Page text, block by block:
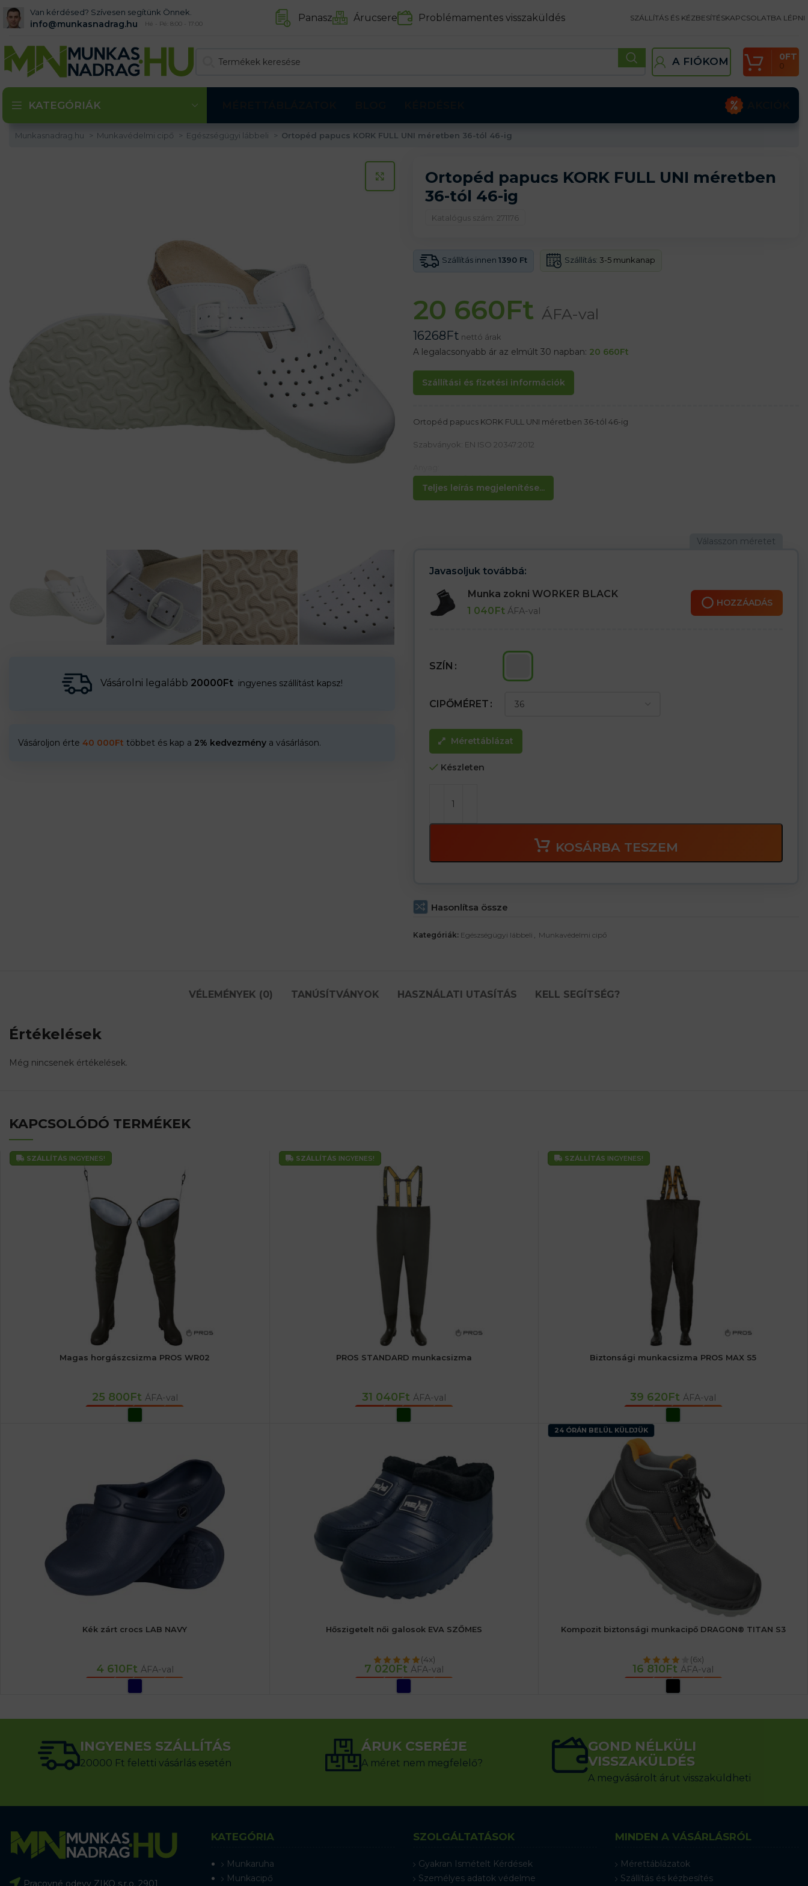
Van kérdésed? Szívesen segítünk Önnek.
info@munkasnadrag.hu Hé - Pé: 8:00 - 17:00 Panasz Árucsere Problémamentes visszaküldés SZÁLLÍTÁS ÉS KÉZBESÍTÉSKAPCSOLATBA LÉPNI
A FIÓKOM 0
0FT
KATEGÓRIÁK
Munkasnadrag.hu Munkavédelmi cipő Egészségügyi lábbeli Ortopéd papucs KORK FULL UNI méretben 36-tól 46-ig
KATTINTS A KINAGYÍTÁSHOZ
Vásárolni legalább 20000Ft ingyenes szállítást kapsz!
Vásároljon érte 40 000Ft többet és kap a 2% kedvezmény a vásárláson.
Ortopéd papucs KORK FULL UNI méretben
36-tól 46-ig
Katalógus szám: 271176
Szállítás innen 1390 Ft Szállítás: 3-5 munkanap
20 660Ft ÁFA-val
16268Ft nettó árak
A legalacsonyabb ár az elmúlt 30 napban: 20 660Ft
Szállítási és fizetési információk
Teljes leírás megjelenítése...
Ortopéd papucs KORK FULL UNI méretben 36-tól 46-ig
Szabványok: EN ISO 20347:2012
Perforált bőr felsőrész
Talp gumiból – parafa profil
Természetes velúr talpbetét
– Szennyezésálló felület
– Könnyű tisztítás
– Szíj a beállításhoz
Javasoljuk továbbá:
Munka zokni WORKER BLACK
1 040Ft ÁFA-val
HOZZÁADÁS
SZÍN
CIPŐMÉRET
Mérettáblázat
Készleten
KOSÁRBA TESZEM
Hasonlítsa össze
Kategóriák: Egészségügyi lábbeli , Munkavédelmi cipő
VÉLEMÉNYEK (0) TANÚSÍTVÁNYOK HASZNÁLATI UTASÍTÁS KELL SEGÍTSÉG?
Értékelések
Még nincsenek értékelések.
KAPCSOLÓDÓ TERMÉKEK
SZÁLLÍTÁS INGYENES!
Magas horgászcsizma PROS WR02
25 800Ft ÁFA-val
OPCIÓK VÁLASZTÁSA
SZÁLLÍTÁS INGYENES!
PROS STANDARD munkacsizma
31 040Ft ÁFA-val
OPCIÓK VÁLASZTÁSA
SZÁLLÍTÁS INGYENES!
Biztonsági munkacsizma PROS MAX S5
39 620Ft ÁFA-val
OPCIÓK VÁLASZTÁSA
Kék zárt crocs LAB NAVY
4 610Ft ÁFA-val
OPCIÓK VÁLASZTÁSA
Hőszigetelt női galosok EVA SZŐMES
(4x)
7 020Ft ÁFA-val
OPCIÓK VÁLASZTÁSA
24 ÓRÁN BELÜL KÜLDJÜK
Kompozit biztonsági munkacipő DRAGON® TITAN S3
(6x)
16 810Ft ÁFA-val
OPCIÓK VÁLASZTÁSA
INGYENES SZÁLLÍTÁS
20000 Ft feletti vásárlás esetén
ÁRUK CSERÉJE
A méret nem megfelelő?
GOND NÉLKÜLI
VISSZAKÜLDÉS
A megvásárolt árut visszaküldheti
Pracovné odevy ZIKO s.r.o. 2901
KATEGÓRIA
Munkaruha
Munkacipő
SZOLGÁLTATÁSOK
Gyakran Ismételt Kérdések
Személyes adatok védelme
MINDEN A VÁSÁRLÁSRÓL
Mérettáblázatok
Szállítás és kézbesítés